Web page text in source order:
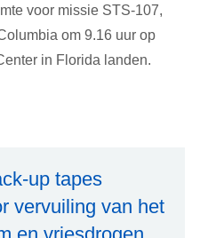
voor missie STS-107,
om 9.16 uur op
in Florida landen.
up tapes
vervuiling van het